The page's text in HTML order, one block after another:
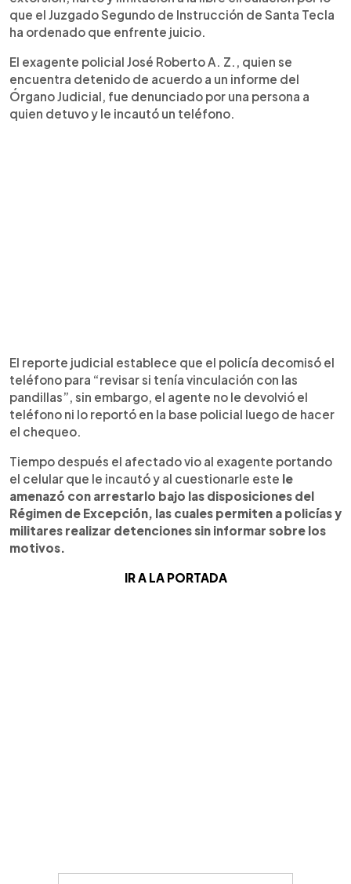
que el Juzgado Segundo de Instrucción de Santa Tecla
ha ordenado que enfrente juicio.
El exagente policial José Roberto A. Z., quien se
encuentra detenido de acuerdo a un informe del
Órgano Judicial, fue denunciado por una persona a
quien detuvo y le incautó un teléfono.
El reporte judicial establece que el policía decomisó el
teléfono para “revisar si tenía vinculación con las
pandillas”, sin embargo, el agente no le devolvió el
teléfono ni lo reportó en la base policial luego de hacer
el chequeo.
Tiempo después el afectado vio al exagente portando
el celular que le incautó y al cuestionarle este le
amenazó con arrestarlo bajo las disposiciones del
Régimen de Excepción, las cuales permiten a policías y
militares realizar detenciones sin informar sobre los
motivos.
IR A LA PORTADA